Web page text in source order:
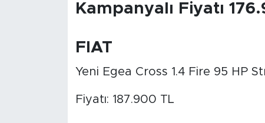
Kampanyalı Fiyatı
FIAT
Yeni Egea Cross 1.4 Fire 95 HP
Fiyatı: 187.900 TL